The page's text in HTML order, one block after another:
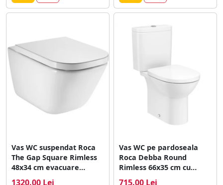
Vas WC suspendat Roca
The Gap Square Rimless
48x34 cm evacuare
1320.00 Lei
Vas WC pe pardoseala
Roca Debba Round
Rimless 66x35 cm cu
715.00 Lei